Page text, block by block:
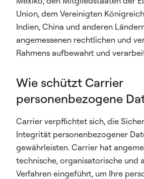
Union, dem Vereinigten
Indien, China und anderen
angemessenen rechtlichen und
Rahmens aufbewahrt und
Wie schützt Carrier
personenbezogene
Carrier verpflichtet sich, die
Integrität personenbezogener
gewährleisten. Carrier hat
technische, organisatorische und
Verfahren eingeführt, um Ihre